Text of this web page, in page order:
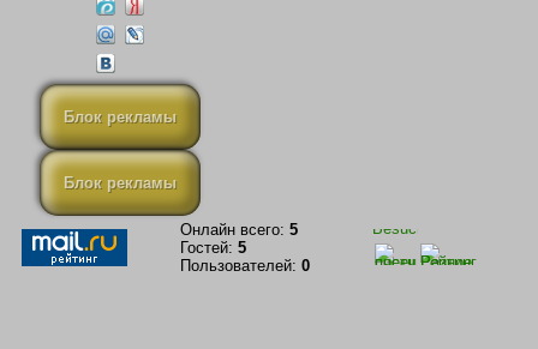
Блок рекламы
Блок рекламы
Онлайн всего: 5
Гостей: 5
Пользователей: 0